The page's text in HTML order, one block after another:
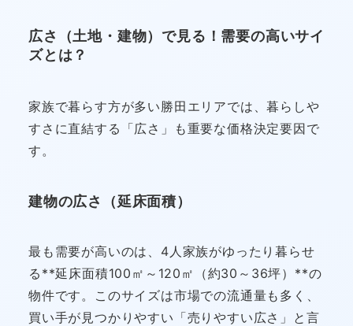
広さ（土地・建物）で見る！需要の高いサイ
ズとは？
家族で暮らす方が多い勝田エリアでは、暮らしや
すさに直結する「広さ」も重要な価格決定要因で
す。
建物の広さ（延床面積）
最も需要が高いのは、4人家族がゆったり暮らせ
る**延床面積100㎡～120㎡（約30～36坪）**の
物件です。このサイズは市場での流通量も多く、
買い手が見つかりやすい「売りやすい広さ」と言